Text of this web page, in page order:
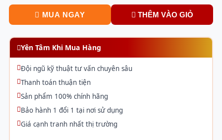
MUA NGAY THÊM VÀO GIỎ
Yên Tâm Khi Mua Hàng
Đội ngũ kỹ thuật tư vấn chuyên sâu
Thanh toán thuận tiện
Sản phẩm 100% chính hãng
Bảo hành 1 đổi 1 tại nơi sử dụng
Giá cạnh tranh nhất thị trường